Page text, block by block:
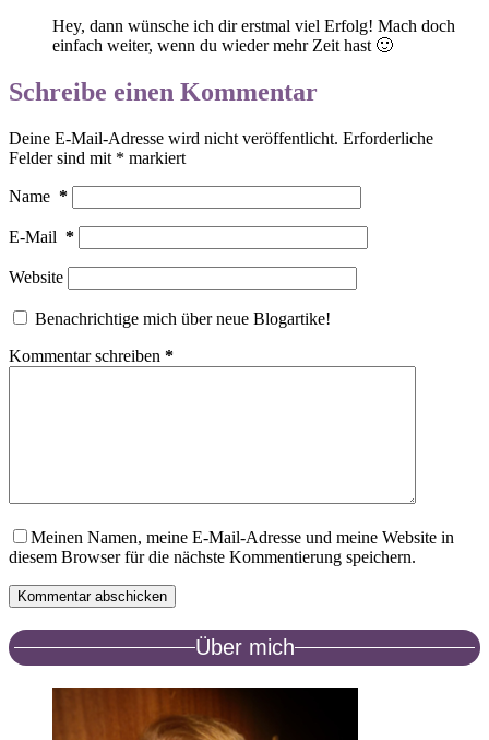
Hey, dann wünsche ich dir erstmal viel Erfolg! Mach doch
einfach weiter, wenn du wieder mehr Zeit hast 🙂
Schreibe einen Kommentar
Deine E-Mail-Adresse wird nicht veröffentlicht. Erforderliche
Felder sind mit * markiert
Name *
E-Mail *
Website
Benachrichtige mich über neue Blogartike!
Kommentar schreiben *
Meinen Namen, meine E-Mail-Adresse und meine Website in
diesem Browser für die nächste Kommentierung speichern.
Kommentar abschicken
Über mich